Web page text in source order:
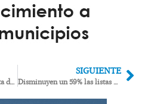
Sin respuesta a la propuesta de un retén del Infoca en Bédar
SIGUIENTE
Disminuyen un 59% las listas de espera quirúrgicas en el Hospital La Inmaculada